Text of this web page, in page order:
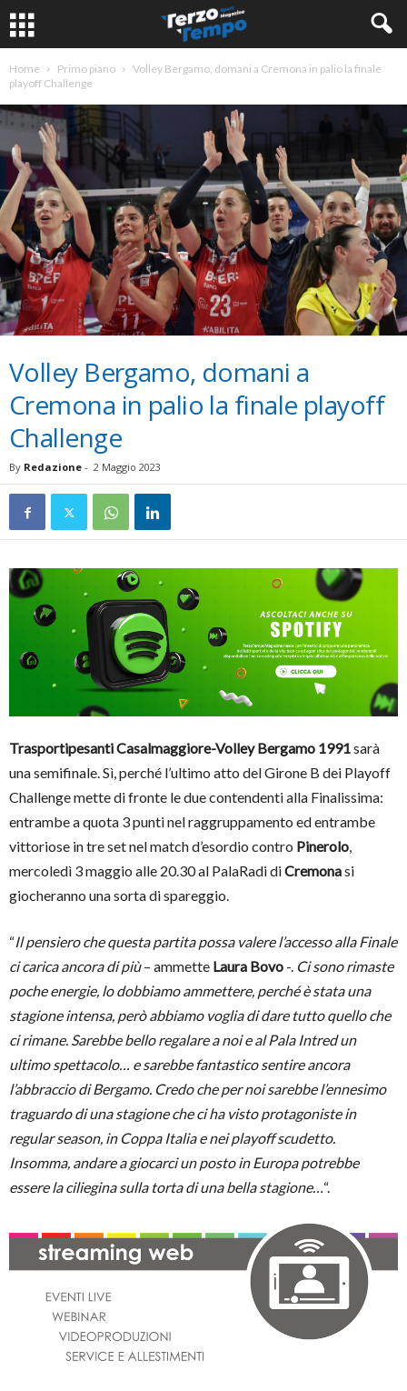
Home Primo piano
Volley Bergamo, domani a Cremona in palio la finale
playoff Challenge
Volley Bergamo, domani a
Cremona in palio la finale playoff
Challenge
By Redazione - 2 Maggio 2023
Trasportipesanti Casalmaggiore-Volley Bergamo 1991sarà
una semifinale. Sì, perché l’ultimo atto del Girone B dei Playoff
Challenge mette di fronte le due contendenti alla Finalissima:
entrambe a quota 3 punti nel raggruppamento ed entrambe
vittoriose in tre set nel match d’esordio contro Pinerolo,
mercoledì 3 maggio alle 20.30 al PalaRadi diCremonasi
giocheranno una sorta di spareggio.
“Il pensiero che questa partita possa valere l’accesso alla Finale
ci carica ancora di più– ammette Laura Bovo -. Ci sono rimaste
poche energie, lo dobbiamo ammettere, perché è stata una
stagione intensa, però abbiamo voglia di dare tutto quello che
ci rimane. Sarebbe bello regalare a noi e al Pala Intred un
ultimo spettacolo… e sarebbe fantastico sentire ancora
l’abbraccio di Bergamo. Credo che per noi sarebbe l’ennesimo
traguardo di una stagione che ci ha visto protagoniste in
regular season, in Coppa Italia e nei playoff scudetto.
Insomma, andare a giocarci un posto in Europa potrebbe
essere la ciliegina sulla torta di una bella stagione…“.